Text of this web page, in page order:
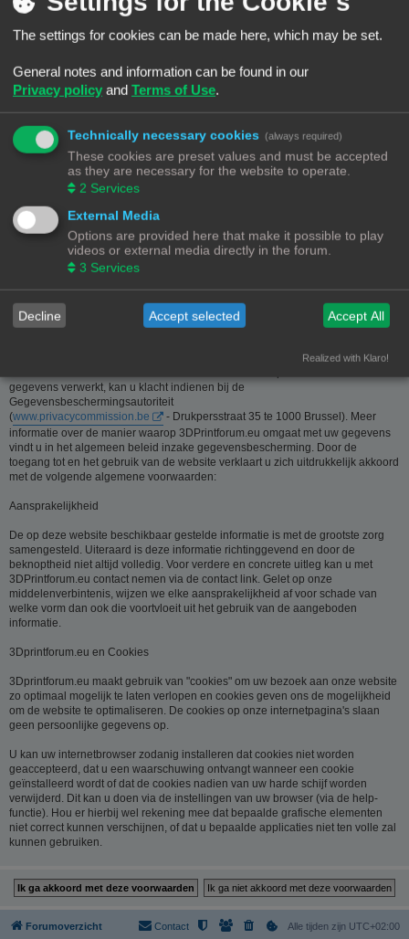
verstrekt zónder je toestemming, kan “3D Print Forum” nóch phpBB
verantwoordelijk worden gehouden voor een hackpoging die ertoe kan leiden
dat de gegevens vrijkomen.
Je gaat akkoord met de regels die zijn samengesteld door de beheerders van
dit forum.: Bekijk de regels van dit Forum
Privacybeleid
Deze website is eigendom van de beheerder van 3Dprintforum.eu
Contactgegevens:
Zie contact link
Inzamelen van informatie - Privacy en gegevensbescherming
De meeste informatie op deze website is beschikbaar zonder dat er
persoonsgegevens moeten worden verstrekt. Wanneer de gebruiker toch om
persoonlijke informatie gevraagd wordt, zal deze informatie enkel gebruikt
door 3Dprintforum.eu op basis van de contractuele relatie als gevolg van het
registreren van een account dan wel op basis van haar gerechtvaardigd
belang om diensten te verlenen en u hiervoor te contacteren. De informatie
verbeteren of wissen. Daartoe volstaat het ons contact op te nemen via de
gegevens verwerkt, kan u klacht indienen bij de
Gegevensbeschermingsautoriteit
(www.privacycommission.be
- Drukpersstraat 35 te 1000 Brussel). Meer
informatie over de manier waarop 3DPrintforum.eu omgaat met uw gegevens
vindt u in het algemeen beleid inzake gegevensbescherming. Door de
toegang tot en het gebruik van de website verklaart u zich uitdrukkelijk akkoord
met de volgende algemene voorwaarden:
Aansprakelijkheid
De op deze website beschikbaar gestelde informatie is met de grootste zorg
samengesteld. Uiteraard is deze informatie richtinggevend en door de
beknoptheid niet altijd volledig. Voor verdere en concrete uitleg kan u met
3DPrintforum.eu contact nemen via de contact link. Gelet op onze
middelenverbintenis, wijzen we elke aansprakelijkheid af voor schade van
welke vorm dan ook die voortvloeit uit het gebruik van de aangeboden
informatie.
3Dprintforum.eu en Cookies
3Dprintforum.eu maakt gebruik van "cookies" om uw bezoek aan onze website
zo optimaal mogelijk te laten verlopen en cookies geven ons de mogelijkheid
om de website te optimaliseren. De cookies op onze internetpagina's slaan
geen persoonlijke gegevens op.
U kan uw internetbrowser zodanig installeren dat cookies niet worden
geaccepteerd, dat u een waarschuwing ontvangt wanneer een cookie
geïnstalleerd wordt of dat de cookies nadien van uw harde schijf worden
verwijderd. Dit kan u doen via de instellingen van uw browser (via de help-
functie). Hou er hierbij wel rekening mee dat bepaalde grafische elementen
niet correct kunnen verschijnen, of dat u bepaalde applicaties niet ten volle zal
kunnen gebruiken.
Forumoverzicht Alle tijden zijn UTC+02:00
Contact
The settings for cookies can be made here, which may be set.
General notes and information can be found in our
Privacy policy and Terms of Use.
Technically necessary cookies (always required)
These cookies are preset values and must be accepted
as they are necessary for the website to operate.
2 Services
External Media
Options are provided here that make it possible to play
videos or external media directly in the forum.
3 Services
Decline Accept selected Accept All
Realized with Klaro!